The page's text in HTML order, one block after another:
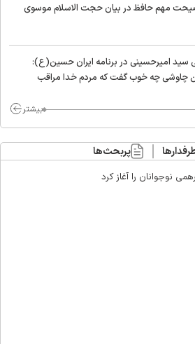
مهم حافظ در بیان حجت الاسلام موسوی
سید امیر‌حسینی در برنامه ایران حسین(ع):
چه خوب گفت که مردم خدا مراقب
بیشتر
پربحث‌ها
نوجوانان را آغاز کرد